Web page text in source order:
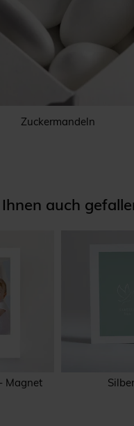
Zuckermandeln
auch
Magnet